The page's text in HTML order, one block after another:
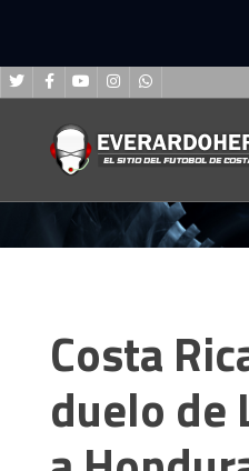
Costa
duelo de